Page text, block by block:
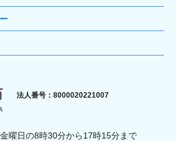
静岡市
法人番号：8000020221007
曜日の8時30分から17時15分まで